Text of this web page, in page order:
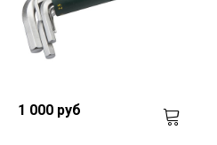
1 000 руб